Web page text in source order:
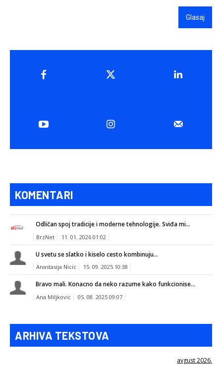
Glasaj
KOMENTARI
Odličan spoj tradicije i moderne tehnologije. Sviđa mi...
BrzNet 11. 01. 2026 01:02
U svetu se slatko i kiselo cesto kombinuju...
Anastasija Nicic 15. 09. 2025 10:38
Bravo mali. Konacno da neko razume kako funkcionise...
Ana Miljkovic 05. 08. 2025 09:07
ARHIVA TEKSTOVA
avgust 2026.